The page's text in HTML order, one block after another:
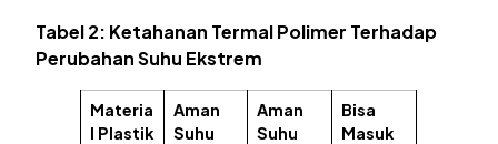
Tabel 2: Ketahanan Termal Polimer Terhadap
Perubahan Suhu Ekstrem
Materia
l Plastik
Aman
Suhu
Aman
Suhu
Bisa
Masuk